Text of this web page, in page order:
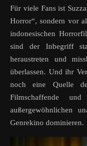
Für viele Fans ist
Horror“, sondern vor
indonesischen
sind der Inbegriff
heraustreten und
überlassen. Und ihr
noch eine Quelle
Filmschaffende
außergewöhnlichen
Genrekino dominieren.